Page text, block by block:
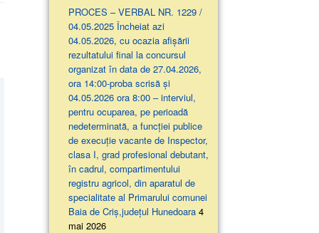
PROCES – VERBAL NR. 1229 /
04.05.2025 Încheiat azi
04.05.2026, cu ocazia afişării
rezultatului final la concursul
organizat în data de 27.04.2026,
ora 14:00-proba scrisă şi
04.05.2026 ora 8:00 – interviul,
pentru ocuparea, pe perioadă
nedeterminată, a funcției publice
de execuție vacante de Inspector,
clasa I, grad profesional debutant,
în cadrul, compartimentului
registru agricol, din aparatul de
specialitate al Primarului comunei
Baia de Criș,județul Hunedoara 4
mai 2026